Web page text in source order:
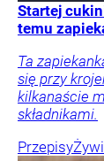
Startej
temu
Ta
się przy
kilkanaście
składnikami.
Przepisy